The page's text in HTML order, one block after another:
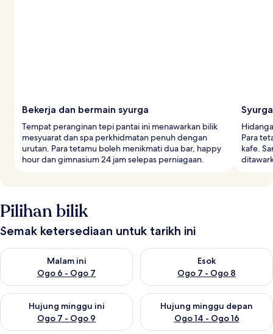
Bekerja dan bermain syurga
Tempat peranginan tepi pantai ini menawarkan bilik
mesyuarat dan spa perkhidmatan penuh dengan
urutan. Para tetamu boleh menikmati dua bar, happy
hour dan gimnasium 24 jam selepas perniagaan.
Para
kafe.
Pilihan bilik
Semak ketersediaan untuk tarikh ini
Malam ini
Ogo 6 - Ogo 7
Semak ketersediaan untuk malam ini Ogo 6 - Ogo 7
Esok
Ogo 7 - Ogo 8
Semak ketersediaan untuk
Hujung minggu ini
Ogo 7 - Ogo 9
Semak ketersediaan untuk hujung minggu ini Ogo 7 - Ogo 9
Hujung minggu depan
Ogo 14 - Ogo 16
Semak ketersediaan untuk